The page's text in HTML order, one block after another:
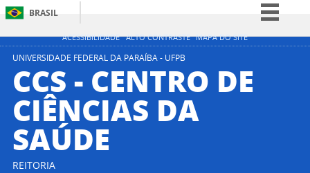
ACESSIBILIDADE ALTO CONTRASTE MAPA DO SITE
BRASIL
Simplifique!
Participe
Acesso à informação
Legislação
UNIVERSIDADE FEDERAL DA PARAÍBA - UFPB
CCS - CENTRO DE
CIÊNCIAS DA
SAÚDE
REITORIA